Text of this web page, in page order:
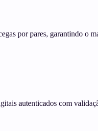
por pares, garantindo o
autenticados com